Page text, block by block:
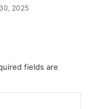
2025
fields are